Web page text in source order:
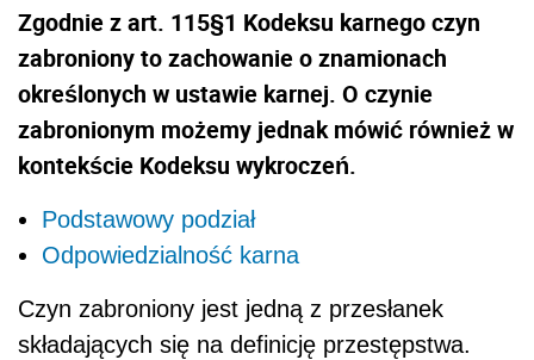
Zgodnie z art. 115§1 Kodeksu karnego czyn
zabroniony to zachowanie o znamionach
określonych w ustawie karnej. O czynie
zabronionym możemy jednak mówić również w
kontekście Kodeksu wykroczeń.
Podstawowy podział
Odpowiedzialność karna
Czyn zabroniony jest jedną z przesłanek
składających się na definicję przestępstwa.